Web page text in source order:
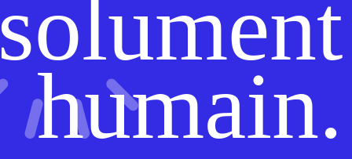
humain.